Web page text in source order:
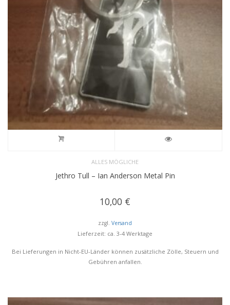
ALLES MÖGLICHE
Jethro Tull – Ian Anderson Metal Pin
10,00 €
zzgl. Versand
Lieferzeit: ca. 3-4 Werktage
Bei Lieferungen in Nicht-EU-Länder können zusätzliche Zölle, Steuern und
Gebühren anfallen.